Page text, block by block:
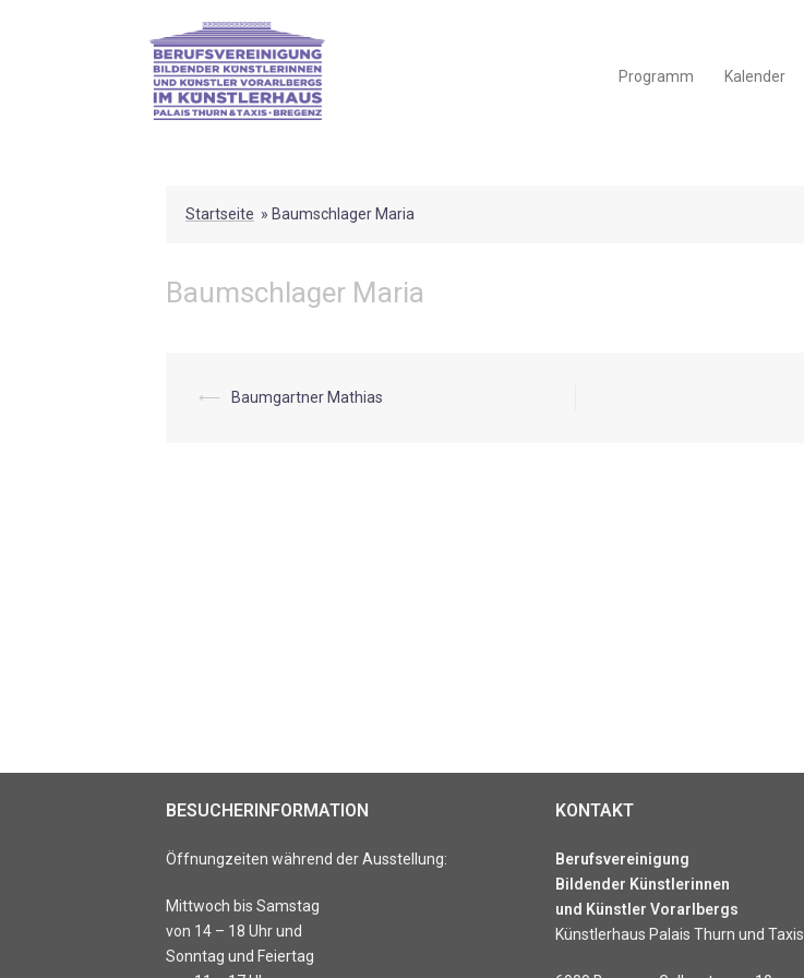
Programm
Kalender
Startseite » Baumschlager Maria
Baumschlager Maria
Post
⟵ Baumgartner Mathias
BESUCHERINFORMATION
Öffnungzeiten während der Ausstellung:
Mittwoch bis Samstag
von 14 – 18 Uhr und
Sonntag und Feiertag
KONTAKT
Berufsvereinigung
Bildender Künstlerinnen
und Künstler Vorarlbergs
Künstlerhaus Palais Thurn und Taxis